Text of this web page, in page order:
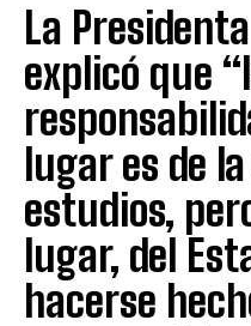
La
explicó que
lugar es de
estudios,
lugar, del
hacerse